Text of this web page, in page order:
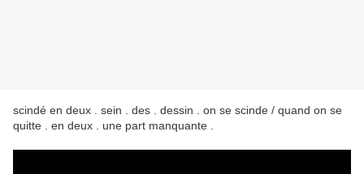
scindé en deux . sein . des . dessin . on se scinde / quand on se
quitte . en deux . une part manquante .